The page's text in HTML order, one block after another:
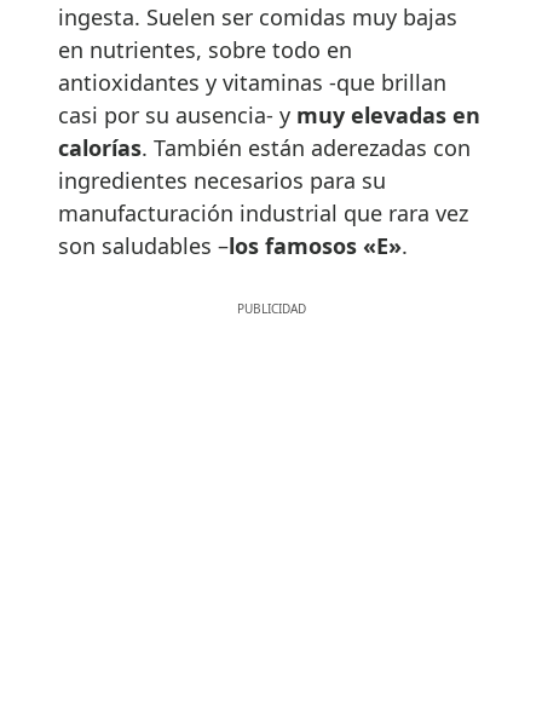
ingesta. Suelen ser comidas muy bajas
en nutrientes, sobre todo en
antioxidantes y vitaminas -que brillan
casi por su ausencia- y muy elevadas en
calorías. También están aderezadas con
ingredientes necesarios para su
manufacturación industrial que rara vez
son saludables –los famosos «E».